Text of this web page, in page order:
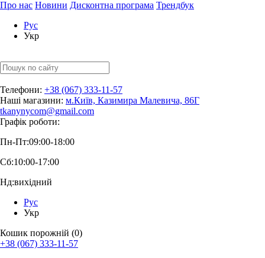
Про нас Новини Дисконтна програма Трендбук
Рус
Укр
Телефони: +38 (067) 333-11-57
Наші магазини: м.Київ, Казимира Малевича, 86Г
tkanynycom@gmail.com
Графік роботи:
Пн-Пт:09:00-18:00
Сб:10:00-17:00
Нд:вихідний
Рус
Укр
Кошик порожній (0)
+38 (067) 333-11-57